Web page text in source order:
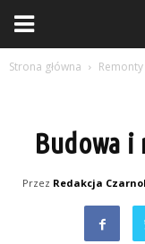
Strona główna Remonty
Budowa i
Przez Redakcja